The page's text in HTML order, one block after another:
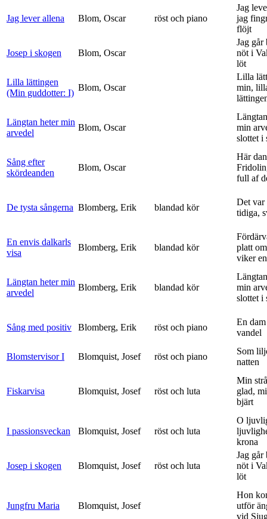
Jag lever allena Blom, Oscar röst och piano
Jag
jag
flöjt
Josep i skogen Blom, Oscar
Jag går
nöt i
löt
Lilla lättingen
(Min guddotter: I)
Blom, Oscar
Lilla
min,
Längtan heter min
arvedel
Blom, Oscar
min
slottet i
Sång efter
skördeanden
Blom, Oscar
Här
full af
De tysta sångerna Blomberg, Erik blandad kör
Det var
tidiga,
En envis dalkarls
visa
Blomberg, Erik blandad kör
platt
viker
Längtan heter min
arvedel
Blomberg, Erik blandad kör
min
slottet i
Sång med positiv Blomberg, Erik röst och piano
En
vandel
Blomstervisor I Blomquist, Josef röst och piano
Som
natten
Fiskarvisa Blomquist, Josef röst och luta
Min
glad,
bjärt
I passionsveckan Blomquist, Josef röst och luta
O
krona
Josep i skogen Blomquist, Josef röst och luta
Jag går
nöt i
löt
Jungfru Maria Blomquist, Josef
Hon
utför
vid